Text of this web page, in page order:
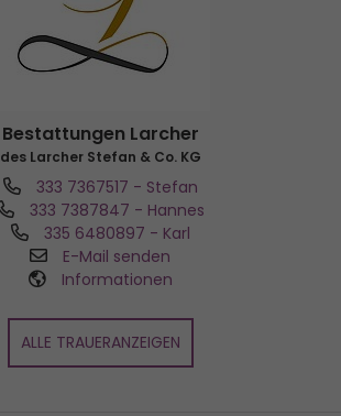
Bestattungen Larcher
des Larcher Stefan & Co. KG
333 7367517 - Stefan
333 7387847 - Hannes
335 6480897 - Karl
E-Mail senden
Informationen
ALLE TRAUERANZEIGEN